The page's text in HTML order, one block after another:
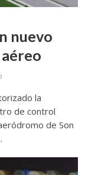
nuevo
la
de control
de Son